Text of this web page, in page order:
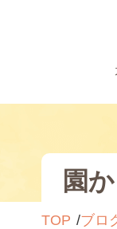
園
TOP ブロ